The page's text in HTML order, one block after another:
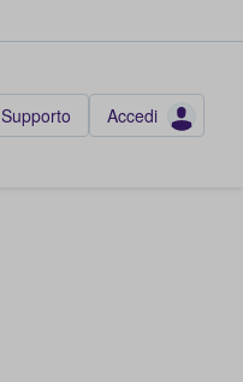
Supporto Accedi